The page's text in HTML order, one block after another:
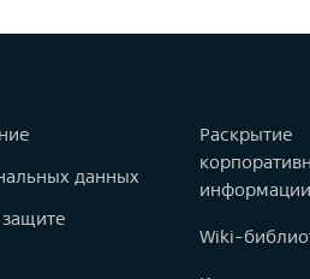
данных
Раскрытие
информации
Wiki-